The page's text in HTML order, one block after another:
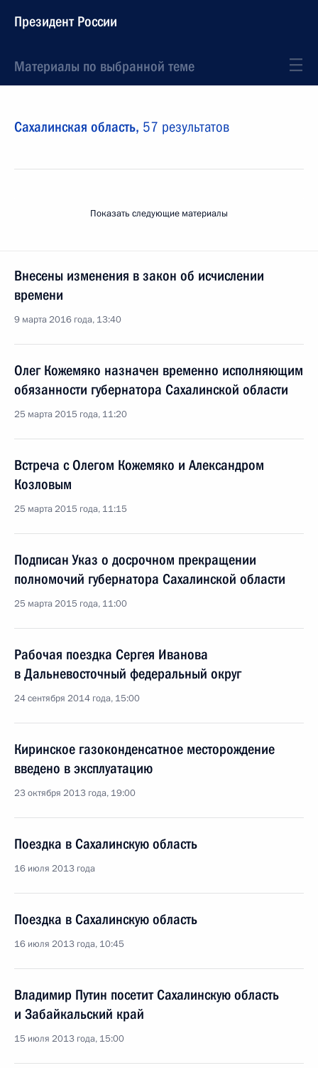
Президент России
Материалы по выбранной теме
Сахалинская область, 57 результатов
Показать следующие материалы
Внесены изменения в закон об исчислении
времени
9 марта 2016 года, 13:40
Олег Кожемяко назначен временно исполняющим
обязанности губернатора Сахалинской области
25 марта 2015 года, 11:20
Встреча с Олегом Кожемяко и Александром
Козловым
25 марта 2015 года, 11:15
Подписан Указ о досрочном прекращении
полномочий губернатора Сахалинской области
25 марта 2015 года, 11:00
Рабочая поездка Сергея Иванова
в Дальневосточный федеральный округ
24 сентября 2014 года, 15:00
Киринское газоконденсатное месторождение
введено в эксплуатацию
23 октября 2013 года, 19:00
Поездка в Сахалинскую область
16 июля 2013 года
Поездка в Сахалинскую область
16 июля 2013 года, 10:45
Владимир Путин посетит Сахалинскую область
и Забайкальский край
15 июля 2013 года, 15:00